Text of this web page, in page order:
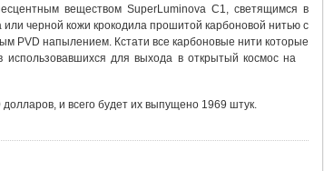
веществом SuperLuminova C1, светящимся в
черной кожи крокодила прошитой карбоновой нитью с
PVD напылением. Кстати все карбоновые нити которые
использовавшихся для выхода в открытый космос на
и всего будет их выпущено 1969 штук.